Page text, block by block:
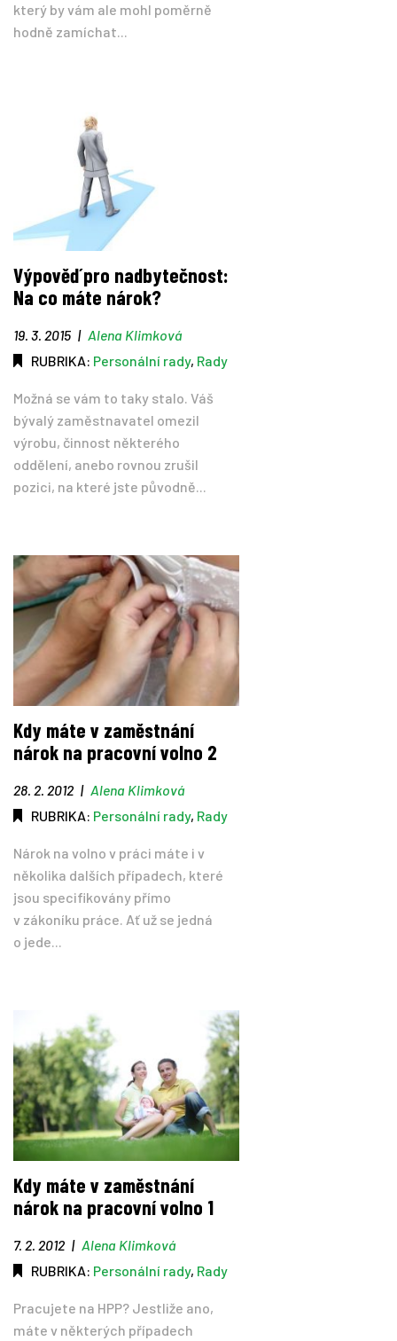
který by vám ale mohl poměrně
hodně zamíchat...
Výpověď pro nadbytečnost:
Na co máte nárok?
19. 3. 2015 | Alena Klimková
RUBRIKA: Personální rady, Rady
Možná se vám to taky stalo. Váš
bývalý zaměstnavatel omezil
výrobu, činnost některého
oddělení, anebo rovnou zrušil
pozici, na které jste původně...
Kdy máte v zaměstnání
nárok na pracovní volno 2
28. 2. 2012 | Alena Klimková
RUBRIKA: Personální rady, Rady
Nárok na volno v práci máte i v
několika dalších případech, které
jsou specifikovány přímo
v zákoníku práce. Ať už se jedná
o jede...
Kdy máte v zaměstnání
nárok na pracovní volno 1
7. 2. 2012 | Alena Klimková
RUBRIKA: Personální rady, Rady
Pracujete na HPP? Jestliže ano,
máte v některých případech